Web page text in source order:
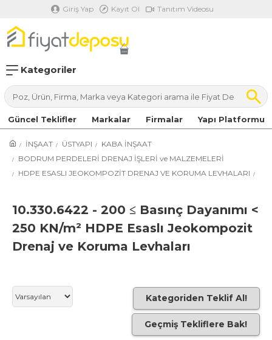
Giriş Yap Kayıt Ol Tanıtım Videosu
Kategoriler
Güncel Teklifler Markalar Firmalar Yapı Platformu
İNŞAAT ÜSTYAPI
KABA İNŞAAT
BODRUM PERDELERİ DRENAJ İŞLERİ ve MALZEMELERİ
HDPE ESASLI JEOKOMPOZİT DRENAJ VE KORUMA LEVHALARI
10.330.6422 - 200 ≤ Basınç Dayanımı <
250 KN/m² HDPE Esaslı Jeokompozit
Drenaj ve Koruma Levhaları
Kategoriden Teklif Al!
Geçmiş Tekliflere Bak!